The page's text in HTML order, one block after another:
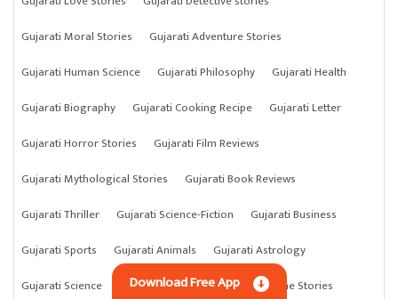
Gujarati Moral Stories
Gujarati Adventure Stories
Gujarati Human Science
Gujarati Philosophy
Gujarati Health
Gujarati Biography
Gujarati Cooking Recipe
Gujarati Letter
Gujarati Horror Stories
Gujarati Film Reviews
Gujarati Mythological Stories
Gujarati Book Reviews
Gujarati Thriller
Gujarati Science-Fiction
Gujarati Business
Gujarati Sports
Gujarati Animals
Gujarati Astrology
Gujarati Science
Gujarati Anything Gujarati Crime Stories
Download Free App